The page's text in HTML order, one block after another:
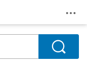
メ
検索